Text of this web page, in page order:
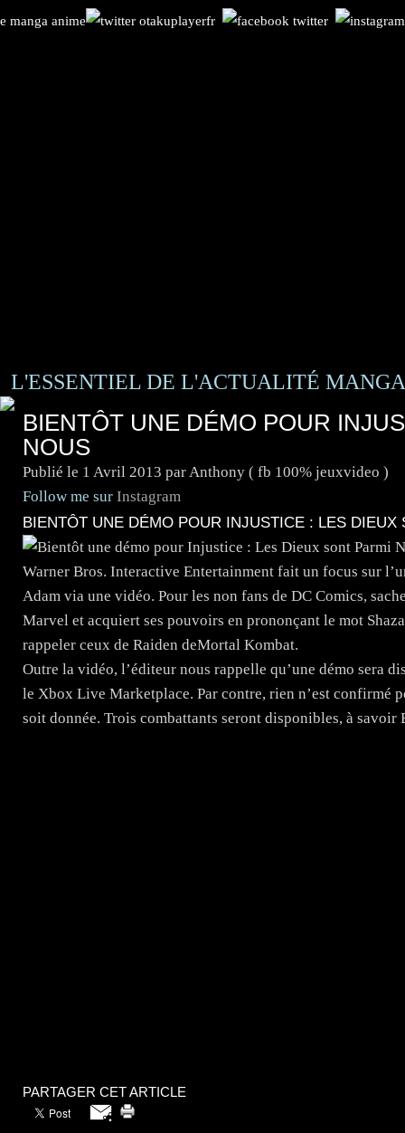
L'ESSENTIEL DE L'ACTUALITÉ
BIENTÔT UNE DÉMO POUR
NOUS
Publié le 1 Avril 2013 par Anthony ( fb 100% jeuxvideo )
Follow me sur Instagram
BIENTÔT UNE DÉMO POUR INJUSTICE : LES DIEUX
Warner Bros. Interactive Entertainment fait un focus sur
Adam via une vidéo. Pour les non fans de DC Comics,
Marvel et acquiert ses pouvoirs en prononçant le mot
rappeler ceux de Raiden deMortal Kombat.
Outre la vidéo, l’éditeur nous rappelle qu’une démo sera
le Xbox Live Marketplace. Par contre, rien n’est confirmé
soit donnée. Trois combattants seront disponibles, à
PARTAGER CET ARTICLE